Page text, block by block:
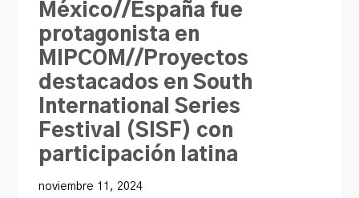
México//España fue
protagonista en
MIPCOM//Proyectos
destacados en South
International Series
Festival (SISF) con
participación latina
noviembre 11, 2024